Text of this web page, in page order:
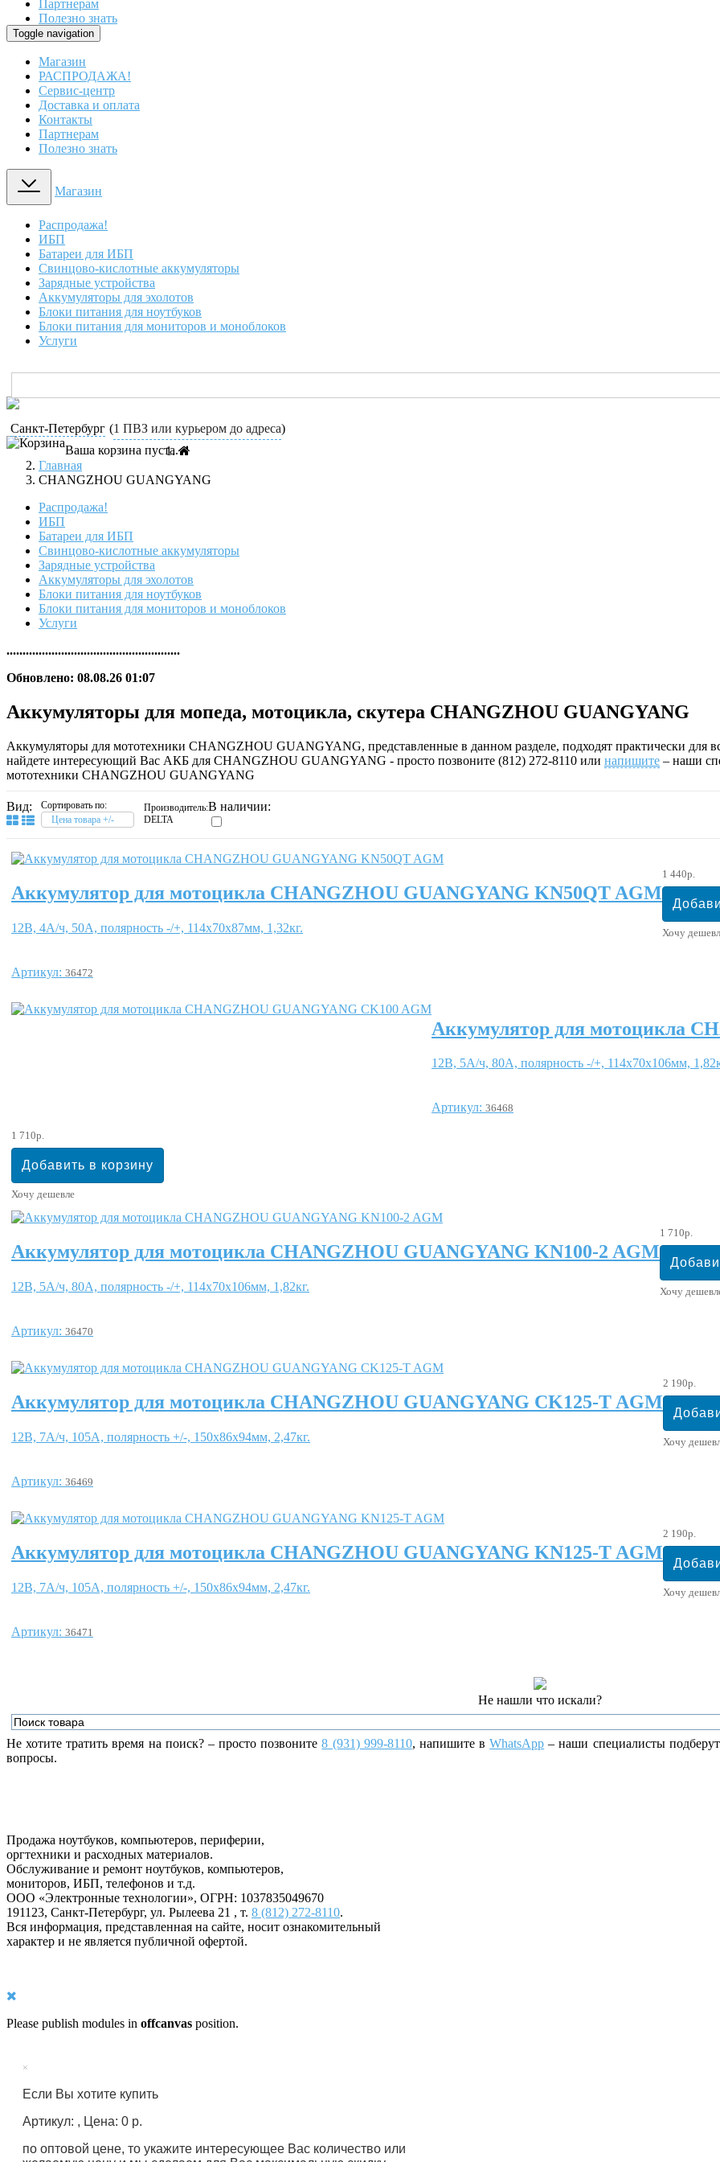
Партнерам
Полезно знать
Toggle navigation
Магазин
РАСПРОДАЖА!
Сервис-центр
Доставка и оплата
Контакты
Партнерам
Полезно знать
Магазин
Распродажа!
ИБП
Батареи для ИБП
Свинцово-кислотные аккумуляторы
Зарядные устройства
Аккумуляторы для эхолотов
Блоки питания для ноутбуков
Блоки питания для мониторов и моноблоков
Услуги
Санкт-Петербург (1 ПВЗ или курьером до адреса)
Ваша корзина пуста.
Главная
CHANGZHOU GUANGYANG
Распродажа!
ИБП
Батареи для ИБП
Свинцово-кислотные аккумуляторы
Зарядные устройства
Аккумуляторы для эхолотов
Блоки питания для ноутбуков
Блоки питания для мониторов и моноблоков
Услуги
......................................................
Обновлено: 08.08.26 01:07
Аккумуляторы для мопеда, мотоцикла, скутера CHANGZHOU GUANGYANG
Аккумуляторы для мототехники CHANGZHOU GUANGYANG, представленные в данном разделе, подходят практически для
найдете интересующий Вас АКБ для CHANGZHOU GUANGYANG - просто позвоните (812) 272-8110 или напишите – наши
мототехники CHANGZHOU GUANGYANG
Вид:
Сортировать по:
Цена товара +/-
Производитель:
DELTA
В наличии:
Аккумулятор для мотоцикла CHANGZHOU GUANGYANG KN50QT AGM
12В, 4А/ч, 50А, полярность -/+, 114x70x87мм, 1,32кг.
Артикул: 36472
1 440р.
Хочу
Аккумулятор для мотоцикла
12В, 5А/ч, 80А, полярность -/+, 114x70x106мм,
Артикул: 36468
1 710р.
Хочу дешевле
Аккумулятор для мотоцикла CHANGZHOU GUANGYANG KN100-2 AGM
12В, 5А/ч, 80А, полярность -/+, 114x70x106мм, 1,82кг.
Артикул: 36470
1 710р.
Хочу
Аккумулятор для мотоцикла CHANGZHOU GUANGYANG CK125-T AGM
12В, 7А/ч, 105А, полярность +/-, 150x86x94мм, 2,47кг.
Артикул: 36469
2 190р.
Хочу
Аккумулятор для мотоцикла CHANGZHOU GUANGYANG KN125-T AGM
12В, 7А/ч, 105А, полярность +/-, 150x86x94мм, 2,47кг.
Артикул: 36471
2 190р.
Хочу
Не нашли что искали?
Не хотите тратить время на поиск? – просто позвоните8 (931) 999-8110, напишитевWhatsApp – наши специалисты
вопросы.
Продажа ноутбуков, компьютеров, периферии,
оргтехники и расходных материалов.
Обслуживание и ремонт ноутбуков, компьютеров,
мониторов, ИБП, телефонов и т.д.
ООО «Электронные технологии», ОГРН: 1037835049670
191123, Санкт-Петербург, ул. Рылеева 21 , т. 8 (812) 272-8110.
Вся информация, представленная на сайте, носит ознакомительный
характер и не является публичной офертой.
Please publish modules in offcanvas position.
×
Если Вы хотите купить
Артикул: , Цена: 0 р.
по оптовой цене, то укажите интересующее Вас количество или